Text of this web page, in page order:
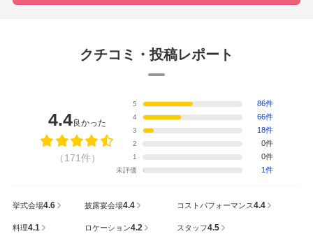
クチコミ・投稿レポート
4.4良かった
（171件）
5 86件
4 66件
3 18件
2 0件
1 0件
未評価 1件
挙式会場4.6 披露宴会場4.4 コストパフォーマンス4.4
料理4.1 ロケーション4.2 スタッフ4.5